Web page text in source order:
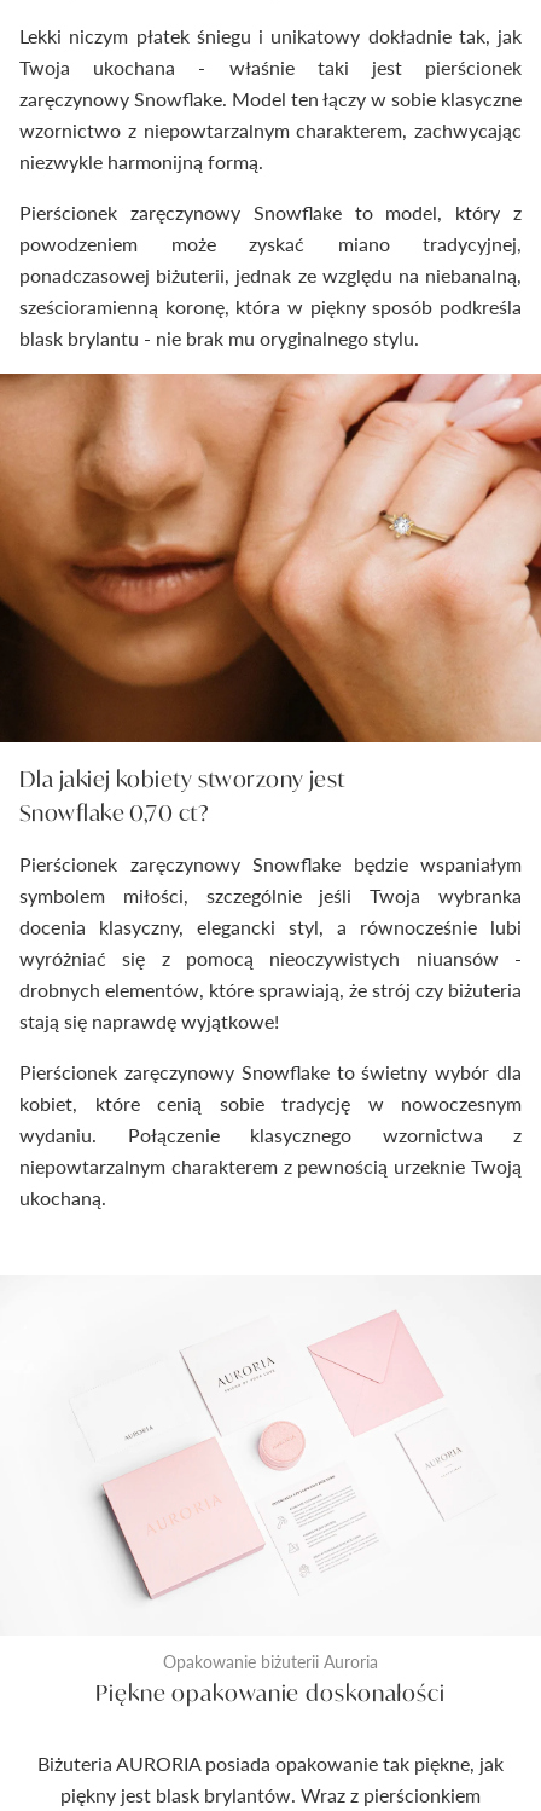
Lekki niczym płatek śniegu i unikatowy dokładnie tak, jak
Twoja ukochana - właśnie taki jest pierścionek
zaręczynowy Snowflake. Model ten łączy w sobie klasyczne
wzornictwo z niepowtarzalnym charakterem, zachwycając
niezwykle harmonijną formą.
Pierścionek zaręczynowy Snowflake to model, który z
powodzeniem może zyskać miano tradycyjnej,
ponadczasowej biżuterii, jednak ze względu na niebanalną,
sześcioramienną koronę, która w piękny sposób podkreśla
blask brylantu - nie brak mu oryginalnego stylu.
Dla jakiej kobiety stworzony jest
Snowflake 0,70 ct?
Pierścionek zaręczynowy Snowflake będzie wspaniałym
symbolem miłości, szczególnie jeśli Twoja wybranka
docenia klasyczny, elegancki styl, a równocześnie lubi
wyróżniać się z pomocą nieoczywistych niuansów -
drobnych elementów, które sprawiają, że strój czy biżuteria
stają się naprawdę wyjątkowe!
Pierścionek zaręczynowy Snowflake to świetny wybór dla
kobiet, które cenią sobie tradycję w nowoczesnym
wydaniu. Połączenie klasycznego wzornictwa z
niepowtarzalnym charakterem z pewnością urzeknie Twoją
ukochaną.
Opakowanie biżuterii Auroria
Piękne opakowanie doskonałości
Biżuteria AURORIA posiada opakowanie tak piękne, jak
piękny jest blask brylantów. Wraz z pierścionkiem